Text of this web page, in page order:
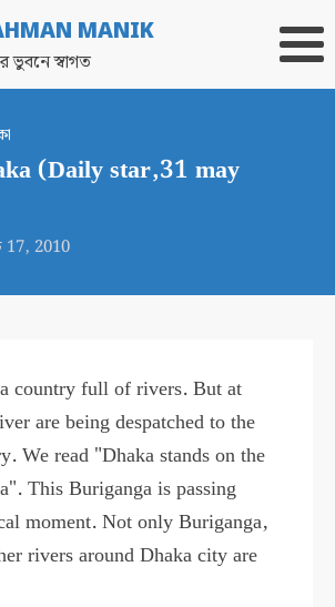
MANIK
ভুবনে স্বাগত
(Daily star,31 may
17, 2010
country full of rivers. But at
are being despatched to the
We read "Dhaka stands on the
This Buriganga is passing
moment. Not only Buriganga,
rivers around Dhaka city are